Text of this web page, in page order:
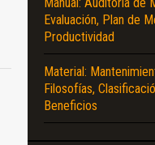
Evaluación, Plan de
Productividad
Material:
Filosofías,
Beneficios